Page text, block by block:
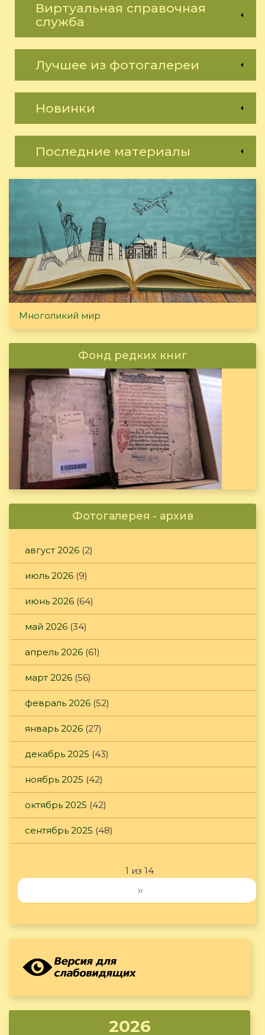
Виртуальная справочная
служба
Лучшее из фотогалереи
Новинки
Последние материалы
Многоликий мир
Фонд редких книг
Фотогалерея - архив
август 2026 (2)
июль 2026 (9)
июнь 2026 (64)
май 2026 (34)
апрель 2026 (61)
март 2026 (56)
февраль 2026 (52)
январь 2026 (27)
декабрь 2025 (43)
ноябрь 2025 (42)
октябрь 2025 (42)
сентябрь 2025 (48)
1 из 14
››
2026